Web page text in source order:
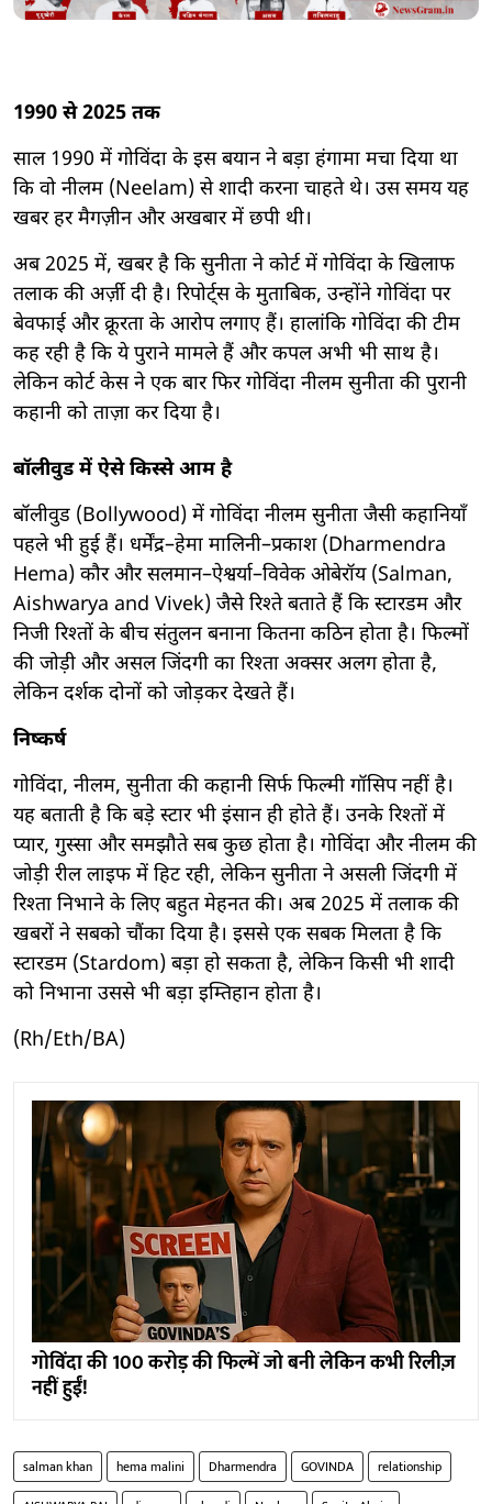
1990 से 2025 तक
साल 1990 में गोविंदा के इस बयान ने बड़ा हंगामा मचा दिया था
कि वो नीलम (Neelam) से शादी करना चाहते थे। उस समय यह
खबर हर मैगज़ीन और अखबार में छपी थी।
अब 2025 में, खबर है कि सुनीता ने कोर्ट में गोविंदा के खिलाफ
तलाक की अर्ज़ी दी है। रिपोर्ट्स के मुताबिक, उन्होंने गोविंदा पर
बेवफाई और क्रूरता के आरोप लगाए हैं। हालांकि गोविंदा की टीम
कह रही है कि ये पुराने मामले हैं और कपल अभी भी साथ है।
लेकिन कोर्ट केस ने एक बार फिर गोविंदा नीलम सुनीता की पुरानी
कहानी को ताज़ा कर दिया है।
बॉलीवुड में ऐसे किस्से आम है
बॉलीवुड (Bollywood) में गोविंदा नीलम सुनीता जैसी कहानियाँ
पहले भी हुई हैं। धर्मेंद्र–हेमा मालिनी–प्रकाश (Dharmendra
Hema) कौर और सलमान–ऐश्वर्या–विवेक ओबेरॉय (Salman,
Aishwarya and Vivek) जैसे रिश्ते बताते हैं कि स्टारडम और
निजी रिश्तों के बीच संतुलन बनाना कितना कठिन होता है। फिल्मों
की जोड़ी और असल जिंदगी का रिश्ता अक्सर अलग होता है,
लेकिन दर्शक दोनों को जोड़कर देखते हैं।
निष्कर्ष
गोविंदा, नीलम, सुनीता की कहानी सिर्फ फिल्मी गॉसिप नहीं है।
यह बताती है कि बड़े स्टार भी इंसान ही होते हैं। उनके रिश्तों में
प्यार, गुस्सा और समझौते सब कुछ होता है। गोविंदा और नीलम की
जोड़ी रील लाइफ में हिट रही, लेकिन सुनीता ने असली जिंदगी में
रिश्ता निभाने के लिए बहुत मेहनत की। अब 2025 में तलाक की
खबरों ने सबको चौंका दिया है। इससे एक सबक मिलता है कि
स्टारडम (Stardom) बड़ा हो सकता है, लेकिन किसी भी शादी
को निभाना उससे भी बड़ा इम्तिहान होता है।
(Rh/Eth/BA)
गोविंदा की 100 करोड़ की फिल्में जो बनी लेकिन कभी रिलीज़
नहीं हुईं!
salman khan hema malini Dharmendra GOVINDA
relationship